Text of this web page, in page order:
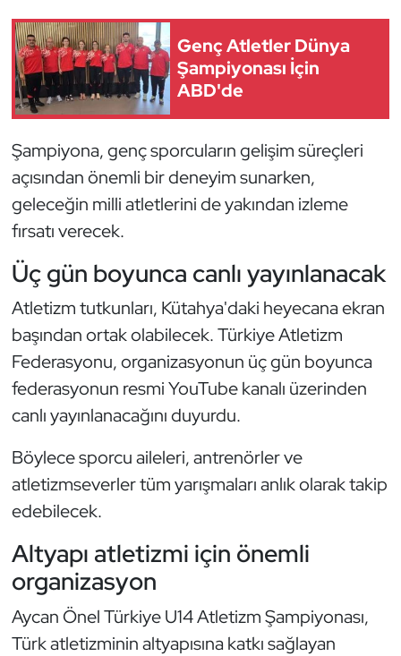
Genç Atletler Dünya
Şampiyonası İçin
ABD'de
Şampiyona, genç sporcuların gelişim süreçleri
açısından önemli bir deneyim sunarken,
geleceğin milli atletlerini de yakından izleme
fırsatı verecek.
Üç gün boyunca canlı yayınlanacak
Atletizm tutkunları, Kütahya'daki heyecana ekran
başından ortak olabilecek. Türkiye Atletizm
Federasyonu, organizasyonun üç gün boyunca
federasyonun resmi YouTube kanalı üzerinden
canlı yayınlanacağını duyurdu.
Böylece sporcu aileleri, antrenörler ve
atletizmseverler tüm yarışmaları anlık olarak takip
edebilecek.
Altyapı atletizmi için önemli
organizasyon
Aycan Önel Türkiye U14 Atletizm Şampiyonası,
Türk atletizminin altyapısına katkı sağlayan
İşitme Engelli Sporcular
Judo ve Kuraş
Kano ve Rafting
Karate
Kayak
Kick Boks
Kürek
Masa Tenisi
Motor Sporları
Okçuluk
Optimist